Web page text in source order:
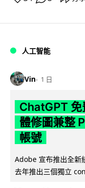
人工智能
Vin 1 日
ChatGPT
體修圖兼整
帳號
Adobe 宣布推出全新
去年推出三個獨立